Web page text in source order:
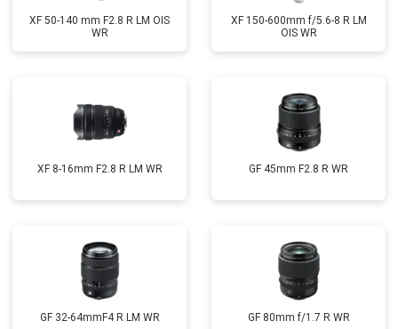
XF 50-140 mm F2.8 R LM OIS
WR
XF 150-600mm f/5.6-8 R LM
OIS WR
XF 8-16mm F2.8 R LM WR GF 45mm F2.8 R WR
GF 32-64mmF4 R LM WR GF 80mm f/1.7 R WR